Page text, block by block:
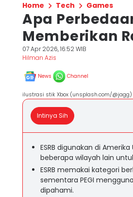
Home Tech Games
Apa
Memberikan
07 Apr 2026, 16:52 WIB
Hilman Azis
News Channel
ilustrasi stik Xbox (unsplash.com/@jagg)
Intinya Sih
ESRB digunakan di
beberapa wilayah lain
ESRB memakai kategori
sementara PEGI
dipahami.